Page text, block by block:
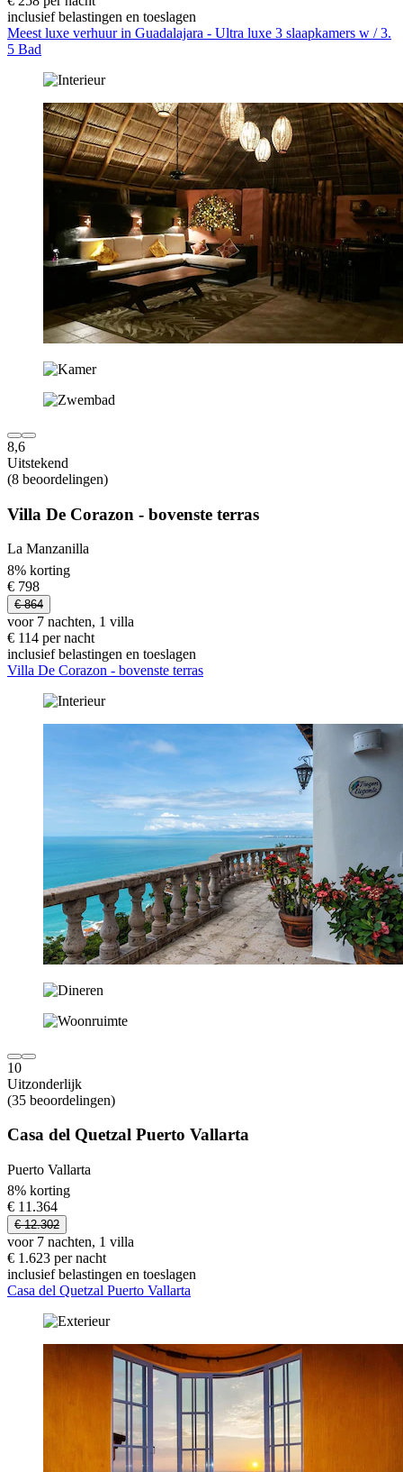
inclusief belastingen en toeslagen
Meest luxe verhuur in Guadalajara - Ultra luxe 3 slaapkamers w / 3.
5 Bad
8,6
Uitstekend
(8 beoordelingen)
Villa De Corazon - bovenste terras
La Manzanilla
8% korting
€ 798
€ 864
voor 7 nachten, 1 villa
€ 114 per nacht
inclusief belastingen en toeslagen
Villa De Corazon - bovenste terras
10
Uitzonderlijk
(35 beoordelingen)
Casa del Quetzal Puerto Vallarta
Puerto Vallarta
8% korting
€ 11.364
€ 12.302
voor 7 nachten, 1 villa
€ 1.623 per nacht
inclusief belastingen en toeslagen
Casa del Quetzal Puerto Vallarta